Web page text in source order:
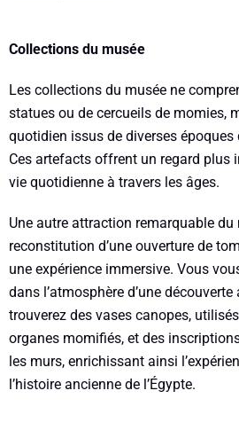
Collections du musée
Les collections du musée ne
statues ou de cercueils de momies,
quotidien issus de diverses époques
Ces artefacts offrent un regard plus
vie quotidienne à travers les âges.
Une autre attraction remarquable du
reconstitution d’une ouverture de
une expérience immersive. Vous
dans l’atmosphère d’une
trouverez des vases canopes,
organes momifiés, et des
les murs, enrichissant ainsi
l’histoire ancienne de l’Égypte.